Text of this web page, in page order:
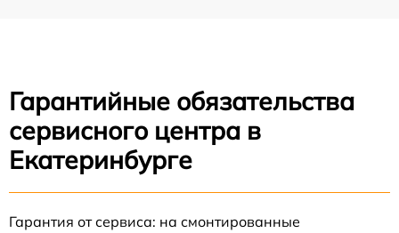
Гарантийные обязательства
сервисного центра в
Екатеринбурге
Гарантия от сервиса: на смонтированные